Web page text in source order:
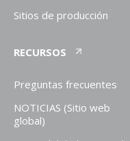
Sitios de producción
RECURSOS
Preguntas frecuentes
NOTICIAS (Sitio web
global)